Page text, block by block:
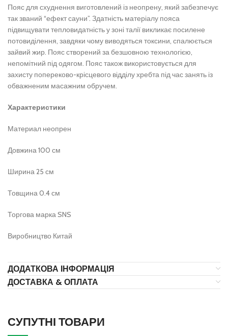
Пояс для схуднення виготовлений із неопрену, який забезпечує
так званий “ефект сауни”. Здатність матеріалу пояса
підвищувати тепловидатність у зоні талії викликає посилене
потовиділення, завдяки чому виводяться токсини, спалюється
зайвий жир. Пояс створений за безшовною технологією,
непомітний під одягом. Пояс також використовується для
захисту попереково-крісцевого відділу хребта під час занять із
обважненим масажним обручем.
Характеристики
Материал неопрен
Довжина 100 см
Ширина 25 см
Товщина 0.4 см
Торгова марка SNS
Виробництво Китай
ДОДАТКОВА ІНФОРМАЦІЯ
ДОСТАВКА & ОПЛАТА
СУПУТНІ ТОВАРИ